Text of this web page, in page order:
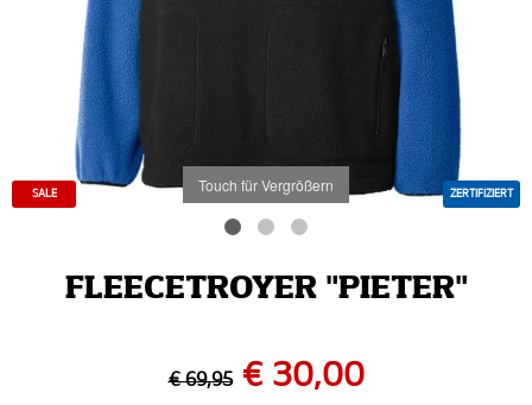
Touch für Vergrößern
SALE ZERTIFIZIERT
FLEECETROYER "PIETER"
€ 69,95 € 30,00